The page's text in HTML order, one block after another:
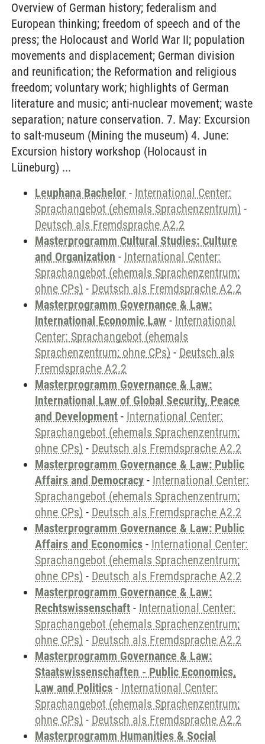
Overview of German history; federalism and
European thinking; freedom of speech and of the
press; the Holocaust and World War II; population
movements and displacement; German division
and reunification; the Reformation and religious
freedom; voluntary work; highlights of German
literature and music; anti-nuclear movement; waste
separation; nature conservation. 7. May: Excursion
to salt-museum (Mining the museum) 4. June:
Excursion history workshop (Holocaust in
Lüneburg) ...
Leuphana Bachelor - International Center:
Sprachangebot (ehemals Sprachenzentrum) -
Deutsch als Fremdsprache A2.2
Masterprogramm Cultural Studies: Culture
and Organization - International Center:
Sprachangebot (ehemals Sprachenzentrum;
ohne CPs) - Deutsch als Fremdsprache A2.2
Masterprogramm Governance & Law:
International Economic Law - International
Center: Sprachangebot (ehemals
Sprachenzentrum; ohne CPs) - Deutsch als
Fremdsprache A2.2
Masterprogramm Governance & Law:
International Law of Global Security, Peace
and Development - International Center:
Sprachangebot (ehemals Sprachenzentrum;
ohne CPs) - Deutsch als Fremdsprache A2.2
Masterprogramm Governance & Law: Public
Affairs and Democracy - International Center:
Sprachangebot (ehemals Sprachenzentrum;
ohne CPs) - Deutsch als Fremdsprache A2.2
Masterprogramm Governance & Law: Public
Affairs and Economics - International Center:
Sprachangebot (ehemals Sprachenzentrum;
ohne CPs) - Deutsch als Fremdsprache A2.2
Masterprogramm Governance & Law:
Rechtswissenschaft - International Center:
Sprachangebot (ehemals Sprachenzentrum;
ohne CPs) - Deutsch als Fremdsprache A2.2
Masterprogramm Governance & Law:
Staatswissenschaften - Public Economics,
Law and Politics - International Center:
Sprachangebot (ehemals Sprachenzentrum;
ohne CPs) - Deutsch als Fremdsprache A2.2
Masterprogramm Humanities & Social